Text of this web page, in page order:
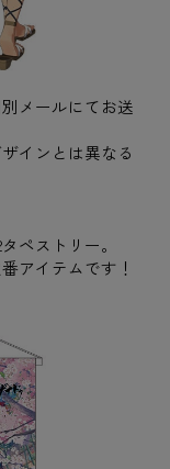
メールにてお送
インとは異なる
ペストリー。
アイテムです！